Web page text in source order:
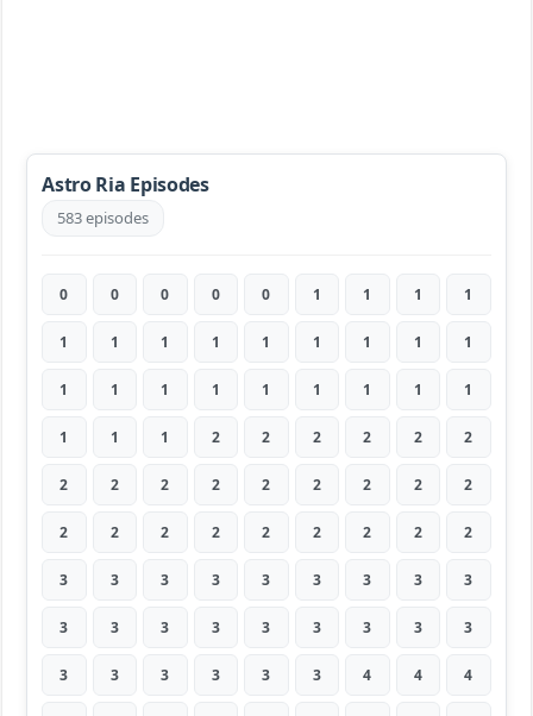
Astro Ria Episodes
583 episodes
0 0 0 0 0 1 1 1 1
1 1 1 1 1 1 1 1 1
1 1 1 1 1 1 1 1 1
1 1 1 2 2 2 2 2 2
2 2 2 2 2 2 2 2 2
2 2 2 2 2 2 2 2 2
3 3 3 3 3 3 3 3 3
3 3 3 3 3 3 3 3 3
3 3 3 3 3 3 4 4 4